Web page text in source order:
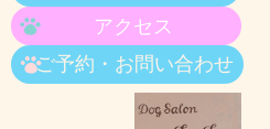
アクセス
ご予約・お問い合わせ